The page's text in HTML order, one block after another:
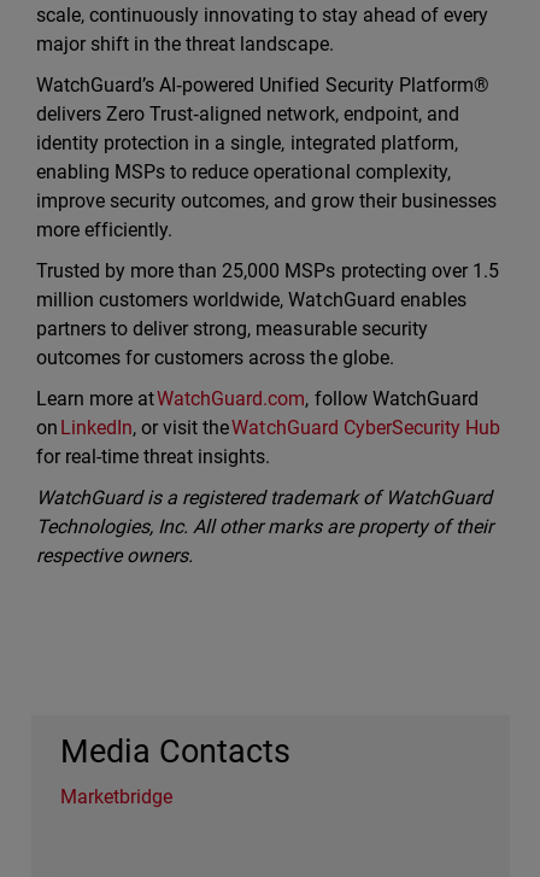
scale, continuously innovating to stay ahead of every
major shift in the threat landscape.
WatchGuard’s AI‑powered Unified Security Platform®
delivers Zero Trust‑aligned network, endpoint, and
identity protection in a single, integrated platform,
enabling MSPs to reduce operational complexity,
improve security outcomes, and grow their businesses
more efficiently.
Trusted by more than 25,000 MSPs protecting over 1.5
million customers worldwide, WatchGuard enables
partners to deliver strong, measurable security
outcomes for customers across the globe.
Learn more atWatchGuard.com, follow WatchGuard
on LinkedIn, or visit theWatchGuard CyberSecurity Hub
for real-time threat insights.
WatchGuard is a registered trademark of WatchGuard
Technologies, Inc. All other marks are property of their
respective owners.
Media Contacts
Marketbridge